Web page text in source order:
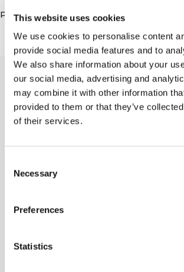
This website uses cookies
We use cookies to personalise content
provide social media features and to
We also share information about your
our social media, advertising and
may combine it with other information
provided to them or that they’ve
of their services.
Selection
Necessary
Preferences
Statistics
Elastan.
Produits similaires